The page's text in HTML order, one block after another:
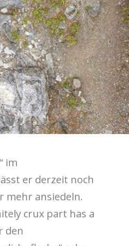
im
er derzeit noch
mehr ansiedeln.
crux part has a
den